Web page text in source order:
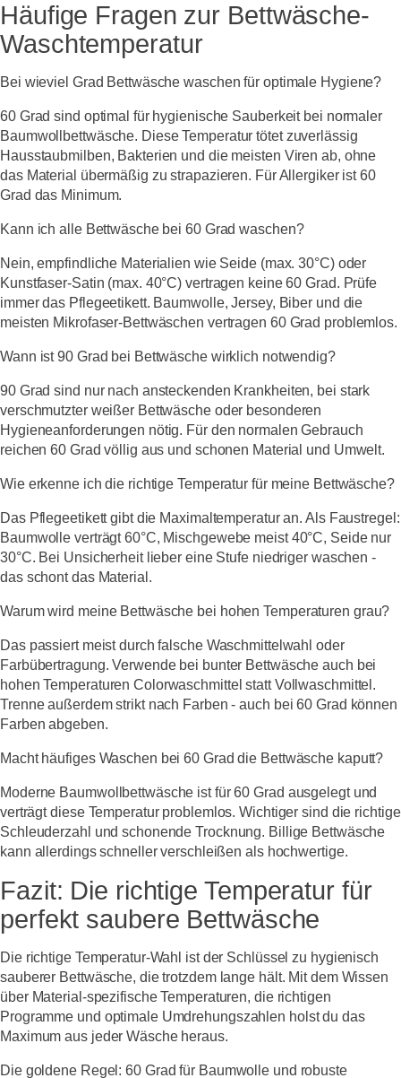
Häufige Fragen zur Bettwäsche-
Waschtemperatur
Bei wieviel Grad Bettwäsche waschen für optimale Hygiene?
60 Grad sind optimal für hygienische Sauberkeit bei normaler
Baumwollbettwäsche. Diese Temperatur tötet zuverlässig
Hausstaubmilben, Bakterien und die meisten Viren ab, ohne
das Material übermäßig zu strapazieren. Für Allergiker ist 60
Grad das Minimum.
Kann ich alle Bettwäsche bei 60 Grad waschen?
Nein, empfindliche Materialien wie Seide (max. 30°C) oder
Kunstfaser-Satin (max. 40°C) vertragen keine 60 Grad. Prüfe
immer das Pflegeetikett. Baumwolle, Jersey, Biber und die
meisten Mikrofaser-Bettwäschen vertragen 60 Grad problemlos.
Wann ist 90 Grad bei Bettwäsche wirklich notwendig?
90 Grad sind nur nach ansteckenden Krankheiten, bei stark
verschmutzter weißer Bettwäsche oder besonderen
Hygieneanforderungen nötig. Für den normalen Gebrauch
reichen 60 Grad völlig aus und schonen Material und Umwelt.
Wie erkenne ich die richtige Temperatur für meine Bettwäsche?
Das Pflegeetikett gibt die Maximaltemperatur an. Als Faustregel:
Baumwolle verträgt 60°C, Mischgewebe meist 40°C, Seide nur
30°C. Bei Unsicherheit lieber eine Stufe niedriger waschen -
das schont das Material.
Warum wird meine Bettwäsche bei hohen Temperaturen grau?
Das passiert meist durch falsche Waschmittelwahl oder
Farbübertragung. Verwende bei bunter Bettwäsche auch bei
hohen Temperaturen Colorwaschmittel statt Vollwaschmittel.
Trenne außerdem strikt nach Farben - auch bei 60 Grad können
Farben abgeben.
Macht häufiges Waschen bei 60 Grad die Bettwäsche kaputt?
Moderne Baumwollbettwäsche ist für 60 Grad ausgelegt und
verträgt diese Temperatur problemlos. Wichtiger sind die richtige
Schleuderzahl und schonende Trocknung. Billige Bettwäsche
kann allerdings schneller verschleißen als hochwertige.
Fazit: Die richtige Temperatur für
perfekt saubere Bettwäsche
Die richtige Temperatur-Wahl ist der Schlüssel zu hygienisch
sauberer Bettwäsche, die trotzdem lange hält. Mit dem Wissen
über Material-spezifische Temperaturen, die richtigen
Programme und optimale Umdrehungszahlen holst du das
Maximum aus jeder Wäsche heraus.
Die goldene Regel: 60 Grad für Baumwolle und robuste